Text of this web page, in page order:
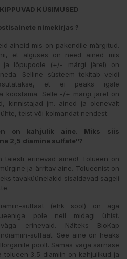
KÜSIMUSED
nimekirjas ?
aineid mis on pakendile märgitud.
et alguses on need ained mis
ja lõpupoole (+/- märgi järel) on
Selline süsteem tekitab veidi
et ei peaks igale
koostama. Selle -/+ märgi järel on
kinnistajad jm. ained ja olenevalt
teist või kolmandat nendest.
on kahjulik aine. Miks siis
2,5 diamine sulfate"?
täiesti erinevad ained! Tolueen on
ja ärritav aine. Tolueenist on
tavaküünelakid sisaldavad sageli
sulfaat (ehk sool) on aga
pole neil midagi ühist.
erinevaid. Näiteks BioKap
sulfaat. See aine on heaks
poolt. Samas väga sarnase
tolueen 3,5 diamiin on kahjulikud ja